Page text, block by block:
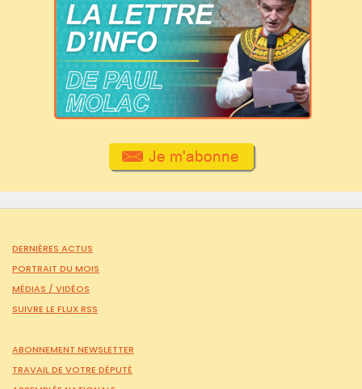
DERNIÈRES ACTUS
PORTRAIT DU MOIS
MÉDIAS / VIDÉOS
SUIVRE LE FLUX RSS
ABONNEMENT NEWSLETTER
TRAVAIL DE VOTRE DÉPUTÉ